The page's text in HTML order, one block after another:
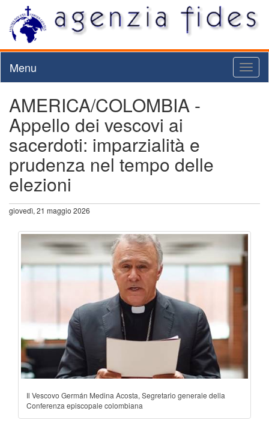
Menu
AMERICA/COLOMBIA -
Appello dei vescovi ai
sacerdoti: imparzialità e
prudenza nel tempo delle
elezioni
giovedì, 21 maggio 2026
Il Vescovo Germán Medina Acosta, Segretario generale della
Conferenza episcopale colombiana